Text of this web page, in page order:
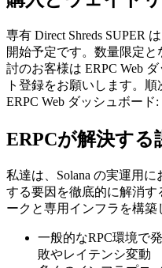
専有 Direct Shreds SUPER
開始予定です。数量限定
討のお客様は ERPC Web
ト登録をお願いします。順
ERPC Web ダッシュボード:
ERPCが解決する
私達は、Solana の実運用
する要因を徹底的に解消
ークと専用インフラを構築
一般的なRPC環境で
敗やレイテンシ変動